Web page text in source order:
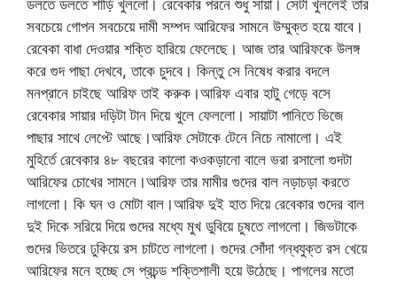
ডলতে ডলতে শাড়ি খুললো। রেবেকার পরনে শুধু সায়া। সেটা খুললেই তার
সবচেয়ে গোপন সবচেয়ে দামী সম্পদ আরিফের সামনে উম্মুক্ত হয়ে যাবে।
রেবেকা বাধা দেওয়ার শক্তি হারিয়ে ফেলেছে। আজ তার আরিফকে উলঙ্গ
করে গুদ পাছা দেখবে, তাকে চুদবে। কিন্তু সে নিষেধ করার বদলে
মনপ্রানে চাইছে আরিফ তাই করুক।আরিফ এবার হাটু গেড়ে বসে
রেবেকার সায়ার দড়িটা টান দিয়ে খুলে ফেললো। সায়াটা পানিতে ভিজে
পাছার সাথে লেপ্টে আছে।আরিফ সেটাকে টেনে নিচে নামালো। এই
মুহির্তে রেবেকার ৪৮ বছরের কালো কওকড়ানো বালে ভরা রসালো গুদটা
আরিফের চোখের সামনে।আরিফ তার মামীর গুদের বাল নড়াচড়া করতে
লাগলো। কি ঘন ও মোটা বাল।আরিফ দুই হাত দিয়ে রেবেকার গুদের বাল
দুই দিকে সরিয়ে দিয়ে গুদের মধ্যে মুখ ডুবিয়ে চুষতে লাগলো। জিভটাকে
গুদের ভিতরে ঢুকিয়ে রস চাটতে লাগলো। গুদের সোঁদা গন্ধযুক্ত রস খেয়ে
আরিফের মনে হচ্ছে সে প্রচন্ড শক্তিশালী হয়ে উঠেছে। পাগলের মতো